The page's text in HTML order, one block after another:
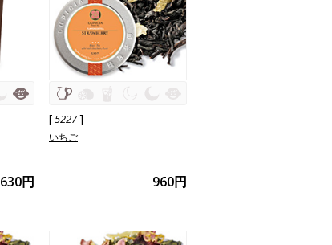
630円
[5227]
いちご
960円